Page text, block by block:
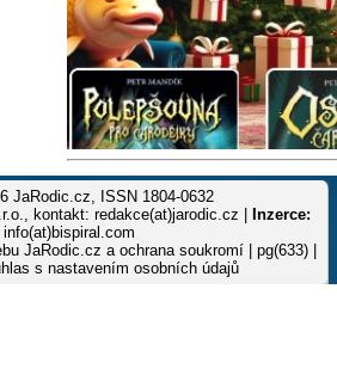
JaRodic.cz, ISSN 1804-0632
kontakt: redakce(at)jarodic.cz |
Inzerce:
info(at)bispiral.com
JaRodic.cz a ochrana soukromí | pg(633) |
s nastavením osobních údajů